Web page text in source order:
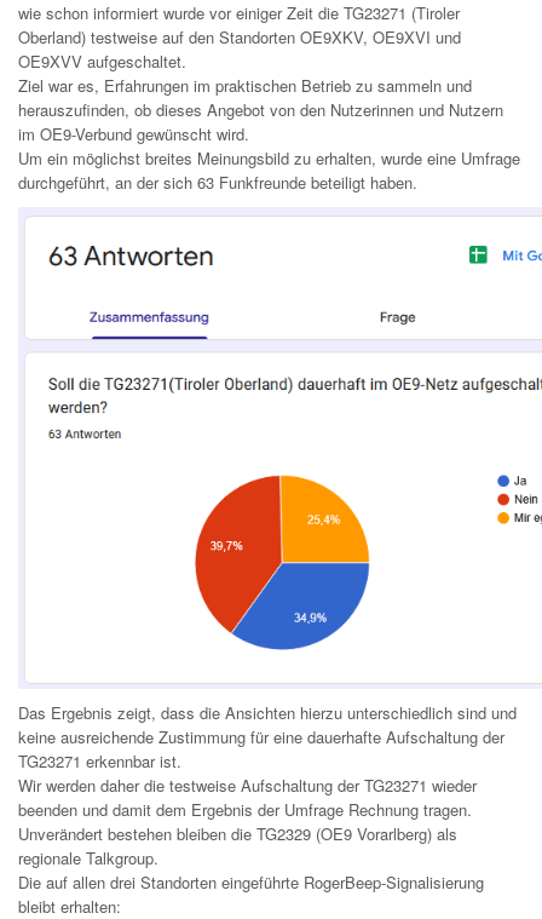
wie schon informiert wurde vor einiger Zeit die TG23271 (Tiroler
Oberland) testweise auf den Standorten OE9XKV, OE9XVI und
OE9XVV aufgeschaltet.
Ziel war es, Erfahrungen im praktischen Betrieb zu sammeln und
herauszufinden, ob dieses Angebot von den Nutzerinnen und Nutzern
im OE9-Verbund gewünscht wird.
Um ein möglichst breites Meinungsbild zu erhalten, wurde eine Umfrage
durchgeführt, an der sich 63 Funkfreunde beteiligt haben.
Das Ergebnis zeigt, dass die Ansichten hierzu unterschiedlich sind und
keine ausreichende Zustimmung für eine dauerhafte Aufschaltung der
TG23271 erkennbar ist.
Wir werden daher die testweise Aufschaltung der TG23271 wieder
beenden und damit dem Ergebnis der Umfrage Rechnung tragen.
Unverändert bestehen bleiben die TG2329 (OE9 Vorarlberg) als
regionale Talkgroup.
Die auf allen drei Standorten eingeführte RogerBeep-Signalisierung
bleibt erhalten: